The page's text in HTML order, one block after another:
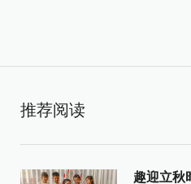
推荐阅读
趣迎立秋